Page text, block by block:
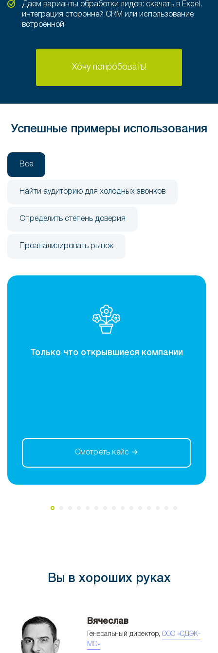
Даем варианты обработки лидов: скачать в Excel,
интеграция сторонней CRM или использование
встроенной
Хочу попробовать!
Успешные примеры использования
Все
Найти аудиторию для холодных звонков
Определить степень доверия
Проанализировать рынок
Только что открывшиеся компании
Смотреть кейс →
Вы в хороших руках
Вячеслав
Генеральный директор,ООО «СДЭК-
МО»